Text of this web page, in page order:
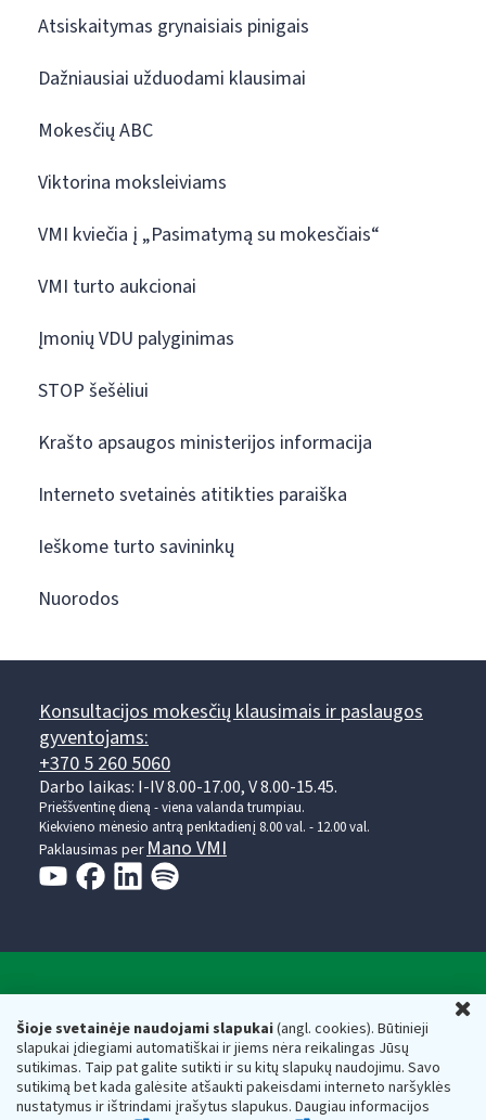
Šioje svetainėje naudojami slapukai(angl. cookies). Būtinieji
slapukai įdiegiami automatiškai ir jiems nėra reikalingas Jūsų
sutikimas. Taip pat galite sutikti ir su kitų slapukų naudojimu. Savo
sutikimą bet kada galėsite atšaukti pakeisdami interneto naršyklės
nustatymus ir ištrindami įrašytus slapukus. Daugiau informacijos
Atsiskaitymas grynaisiais pinigais
Dažniausiai užduodami klausimai
Mokesčių ABC
Viktorina moksleiviams
VMI kviečia į „Pasimatymą su mokesčiais“
VMI turto aukcionai
Įmonių VDU palyginimas
STOP šešėliui
Krašto apsaugos ministerijos informacija
Interneto svetainės atitikties paraiška
Ieškome turto savininkų
Nuorodos
Konsultacijos mokesčių klausimais ir paslaugos
gyventojams:
+370 5 260 5060
Darbo laikas: I-IV 8.00-17.00, V 8.00-15.45.
Prieššventinę dieną - viena valanda trumpiau.
Kiekvieno mėnesio antrą penktadienį 8.00 val. - 12.00 val.
Paklausimas per Mano VMI
Respublikos finansų ministerijos
Biudžetinė įstaiga. Juridinio asmens kodas — 188659752,
adresas: Vasario 16-osios g. 14, 01107 Vilnius, Lietuva, el.paštas:
vmi@vmi.lt, E. pristatymo dėžutės adresas 188659752